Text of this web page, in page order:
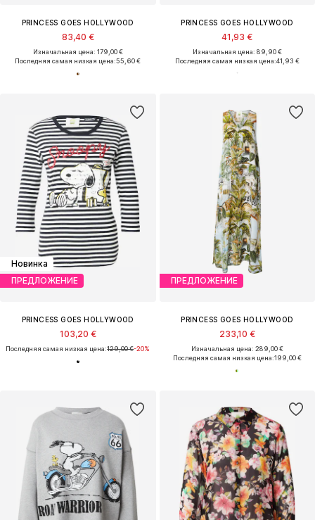
PRINCESS GOES HOLLYWOOD
83,40 €
Изначальная цена: 179,00 €
Последняя самая низкая цена:55,60 €
PRINCESS GOES HOLLYWOOD
41,93 €
Изначальная цена: 89,90 €
Последняя самая низкая цена:41,93 €
Новинка
ПРЕДЛОЖЕНИЕ
PRINCESS GOES HOLLYWOOD
103,20 €
Последняя самая низкая цена:129,00 €-20%
ПРЕДЛОЖЕНИЕ
PRINCESS GOES HOLLYWOOD
233,10 €
Изначальная цена: 289,00 €
Последняя самая низкая цена:199,00 €